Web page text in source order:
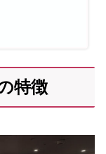
特徴